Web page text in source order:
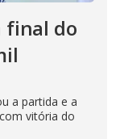
final do
a partida e a
vitória do